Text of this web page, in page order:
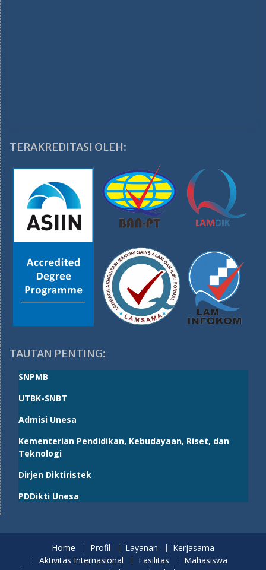
TERAKREDITASI OLEH:
TAUTAN PENTING:
SNPMB
UTBK-SNBT
Admisi Unesa
Kementerian Pendidikan, Kebudayaan, Riset, dan
Teknologi
Dirjen Diktiristek
PDDikti Unesa
Home Profil Layanan
Kerjasama
Aktivitas Internasional
Fasilitas
Mahasiswa